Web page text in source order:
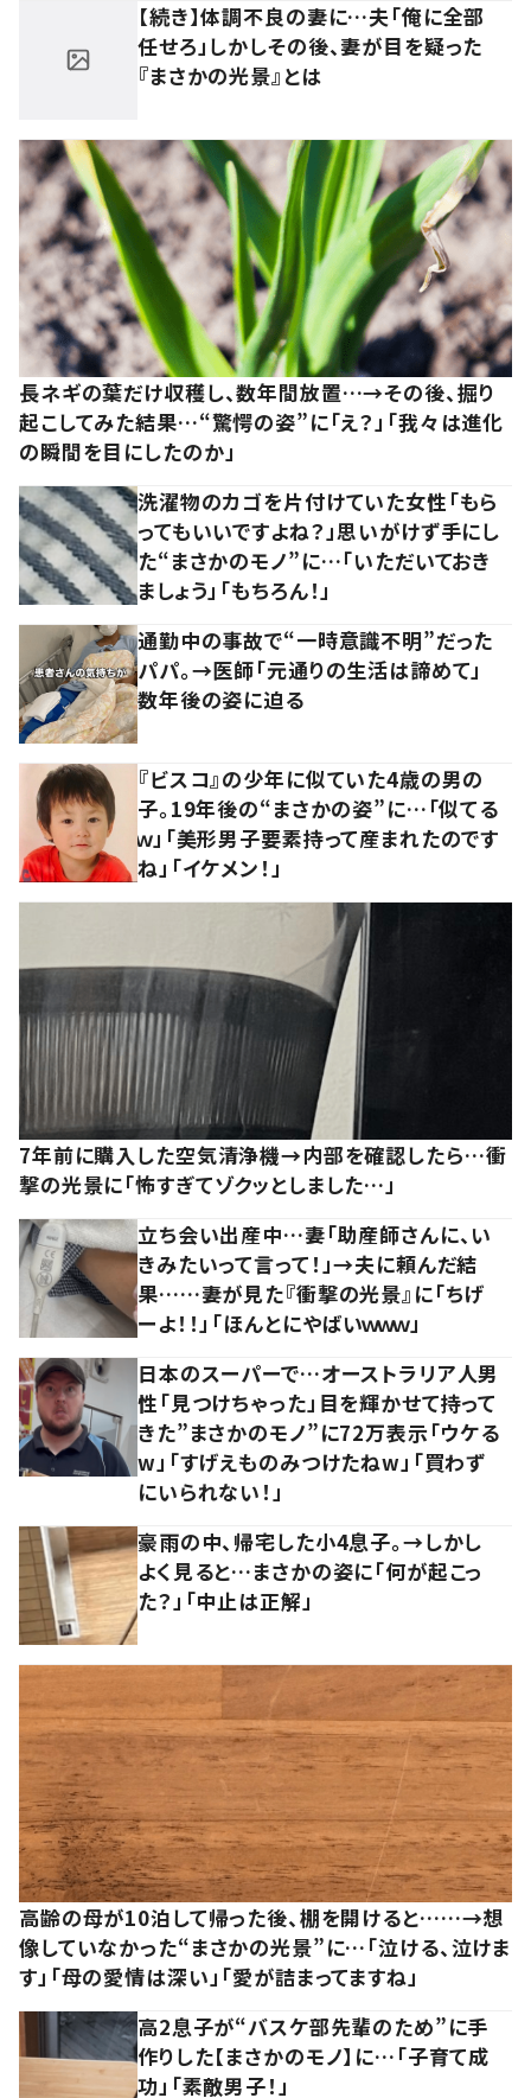
【続き】体調不良の妻に…夫「俺に全部
任せろ」しかしその後、妻が目を疑った
『まさかの光景』とは
長ネギの葉だけ収穫し、数年間放置…→その後、掘り
起こしてみた結果…“驚愕の姿”に「え？」「我々は進化
の瞬間を目にしたのか」
洗濯物のカゴを片付けていた女性「もら
ってもいいですよね？」思いがけず手にし
た“まさかのモノ”に…「いただいておき
ましょう」「もちろん！」
通勤中の事故で“一時意識不明”だった
パパ。→医師「元通りの生活は諦めて」
数年後の姿に迫る
『ビスコ』の少年に似ていた4歳の男の
子。19年後の“まさかの姿”に…「似てる
ｗ」「美形男子要素持って産まれたのです
ね」「イケメン！」
7年前に購入した空気清浄機→内部を確認したら…衝
撃の光景に「怖すぎてゾクッとしました…」
立ち会い出産中…妻「助産師さんに、い
きみたいって言って！」→夫に頼んだ結
果……妻が見た『衝撃の光景』に「ちげ
ーよ！！」「ほんとにやばいｗｗｗ」
日本のスーパーで…オーストラリア人男
性「見つけちゃった」目を輝かせて持って
きた”まさかのモノ”に72万表示「ウケる
w」「すげえものみつけたねw」「買わず
にいられない！」
豪雨の中、帰宅した小4息子。→しかし
よく見ると…まさかの姿に「何が起こっ
た？」「中止は正解」
高齢の母が10泊して帰った後、棚を開けると……→想
像していなかった“まさかの光景”に…「泣ける、泣けま
す」「母の愛情は深い」「愛が詰まってますね」
高2息子が“バスケ部先輩のため”に手
作りした【まさかのモノ】に…「子育て成
功」「素敵男子！」